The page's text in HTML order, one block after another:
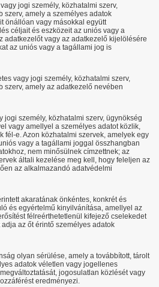
jogi személy, közhatalmi szerv,
szerv, amely a személyes adatok
önállóan vagy másokkal együtt
céljait és eszközeit az uniós vagy a
adatkezelőt vagy az adatkezelő kijelölésére
az uniós vagy a tagállami jog is
vagy jogi személy, közhatalmi szerv,
szerv, amely az adatkezelő nevében
jogi személy, közhatalmi szerv, ügynökség
vagy amellyel a személyes adatot közlik,
fél-e. Azon közhatalmi szervek, amelyek egy
vagy a tagállami joggal összhangban
nem minősülnek címzettnek; az
általi kezelése meg kell, hogy feleljen az
az alkalmazandó adatvédelmi
akaratának önkéntes, konkrét és
és egyértelmű kinyilvánítása, amellyel az
félreérthetetlenül kifejező cselekedet
az őt érintő személyes adatok
olyan sérülése, amely a továbbított, tárolt
adatok véletlen vagy jogellenes
jogosulatlan közlését vagy
eredményezi.